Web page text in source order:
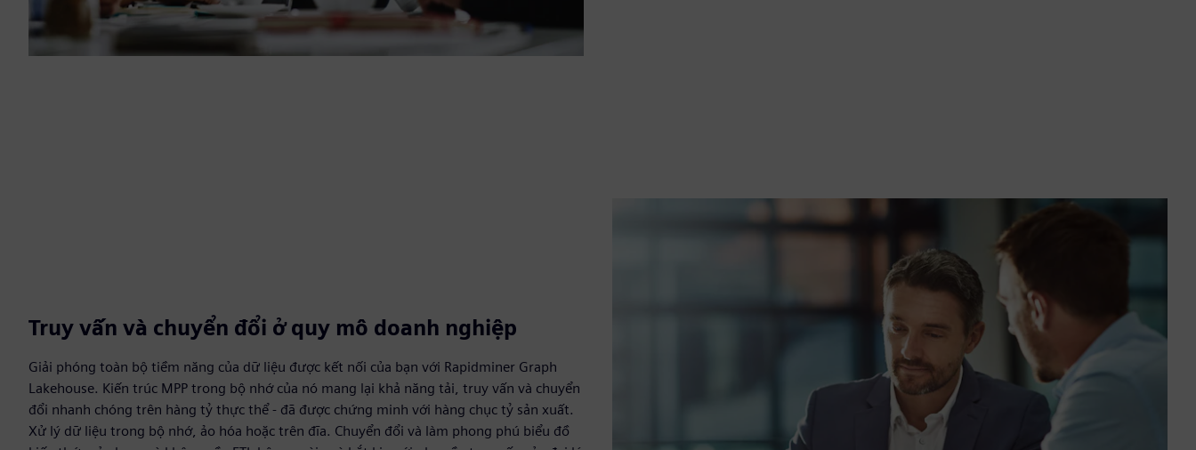
Truy vấn và chuyển đổi ở quy mô doanh nghiệp
Giải phóng toàn bộ tiềm năng của dữ liệu được kết nối của bạn với Rapidminer Graph
Lakehouse. Kiến trúc MPP trong bộ nhớ của nó mang lại khả năng tải, truy vấn và chuyển
đổi nhanh chóng trên hàng tỷ thực thể - đã được chứng minh với hàng chục tỷ sản xuất.
Xử lý dữ liệu trong bộ nhớ, ảo hóa hoặc trên đĩa. Chuyển đổi và làm phong phú biểu đồ